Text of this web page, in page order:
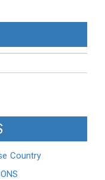
Country